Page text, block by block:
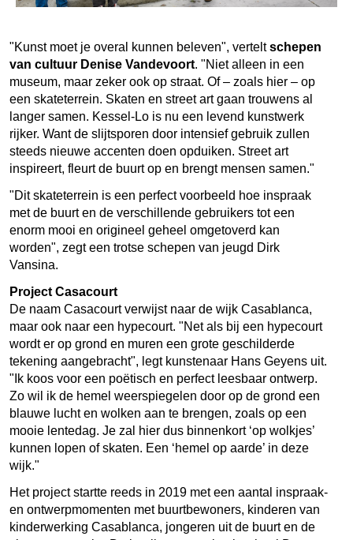
"Kunst moet je overal kunnen beleven", verteltschepen
van cultuur Denise Vandevoort. "Niet alleen in een
museum, maar zeker ook op straat. Of – zoals hier – op
een skateterrein. Skaten en street art gaan trouwens al
langer samen. Kessel-Lo is nu een levend kunstwerk
rijker. Want de slijtsporen door intensief gebruik zullen
steeds nieuwe accenten doen opduiken. Street art
inspireert, fleurt de buurt op en brengt mensen samen."
"Dit skateterrein is een perfect voorbeeld hoe inspraak
met de buurt en de verschillende gebruikers tot een
enorm mooi en origineel geheel omgetoverd kan
worden", zegt een trotse schepen van jeugd Dirk
Vansina.
Project Casacourt
De naam Casacourt verwijst naar de wijk Casablanca,
maar ook naar een hypecourt. "Net als bij een hypecourt
wordt er op grond en muren een grote geschilderde
tekening aangebracht", legt kunstenaar Hans Geyens uit.
"Ik koos voor een poëtisch en perfect leesbaar ontwerp.
Zo wil ik de hemel weerspiegelen door op de grond een
blauwe lucht en wolken aan te brengen, zoals op een
mooie lentedag. Je zal hier dus binnenkort ‘op wolkjes’
kunnen lopen of skaten. Een ‘hemel op aarde’ in deze
wijk."
Het project startte reeds in 2019 met een aantal inspraak-
en ontwerpmomenten met buurtbewoners, kinderen van
kinderwerking Casablanca, jongeren uit de buurt en de